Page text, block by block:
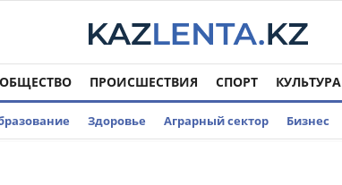
ОБЩЕСТВО ПРОИСШЕСТВИЯ СПОРТ КУЛЬТУРА
Здоровье Аграрный сектор Бизнес